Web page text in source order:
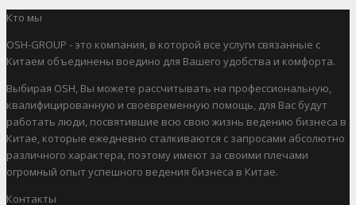
Кто мы
OSH-GROUP - это компания, в которой все услуги связанные с
Китаем объединены воедино для Вашего удобства и комфорта.
Выбирая OSH, Вы можете рассчитывать на профессиональную,
квалифицированную и своевременную помощь, для Вас будут
работать люди, посвятившие всю свою жизнь ведению бизнеса в
Китае, которые ежедневно сталкиваются с запросами абсолютно
различного характера, поэтому имеют за своими плечами
огромный опыт успешного ведения бизнеса в Китае.
Контакты